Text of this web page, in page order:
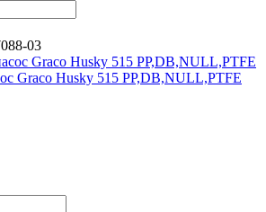
03
Graco Husky 515 PP,DB,NULL,PTFE